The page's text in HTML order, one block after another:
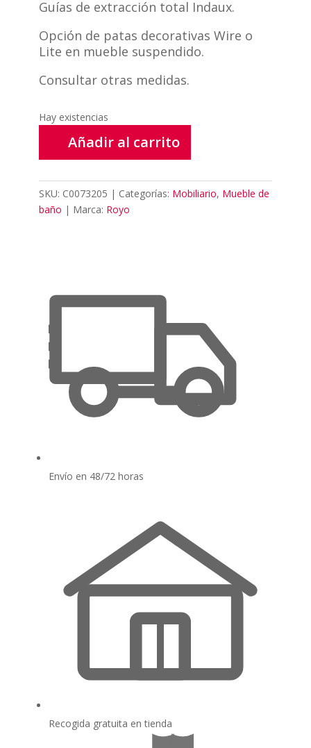
Guías de extracción total Indaux.
Opción de patas decorativas Wire o
Lite en mueble suspendido.
Consultar otras medidas.
Hay existencias
Añadir al carrito
SKU: C0073205 Categorías: Mobiliario, Mueble de
baño
Marca: Royo
Envío en 48/72 horas
Recogida gratuita en tienda